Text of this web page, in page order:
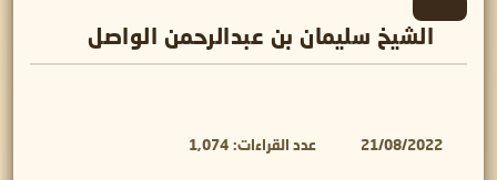
الشيخ سليمان بن عبدالرحمن الواصل
21/08/2022 عدد القراءات: 1,074